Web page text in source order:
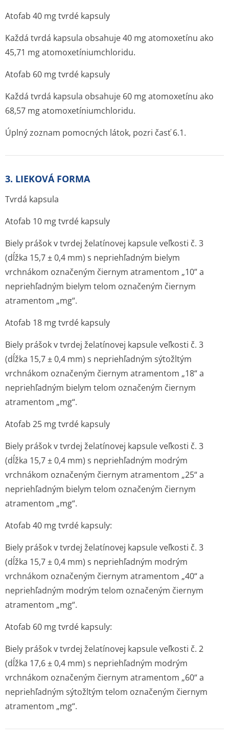
Atofab 40 mg tvrdé kapsuly
Každá tvrdá kapsula obsahuje 40 mg atomoxetínu ako
45,71 mg atomoxetínium­chloridu.
Atofab 60 mg tvrdé kapsuly
Každá tvrdá kapsula obsahuje 60 mg atomoxetínu ako
68,57 mg atomoxetínium­chloridu.
Úplný zoznam pomocných látok, pozri časť 6.1.
3. LIEKOVÁ FORMA
Tvrdá kapsula
Atofab 10 mg tvrdé kapsuly
Biely prášok v tvrdej želatínovej kapsule veľkosti č. 3
(dĺžka 15,7 ± 0,4 mm) s nepriehľadným bielym
vrchnákom označeným čiernym atramentom „10” a
nepriehľadným bielym telom označeným čiernym
atramentom „mg“.
Atofab 18 mg tvrdé kapsuly
Biely prášok v tvrdej želatínovej kapsule veľkosti č. 3
(dĺžka 15,7 ± 0,4 mm) s nepriehľadným sýtožltým
vrchnákom označeným čiernym atramentom „18“ a
nepriehľadným bielym telom označeným čiernym
atramentom „mg“.
Atofab 25 mg tvrdé kapsuly
Biely prášok v tvrdej želatínovej kapsule veľkosti č. 3
(dĺžka 15,7 ± 0,4 mm) s nepriehľadným modrým
vrchnákom označeným čiernym atramentom „25“ a
nepriehľadným bielym telom označeným čiernym
atramentom „mg“.
Atofab 40 mg tvrdé kapsuly:
Biely prášok v tvrdej želatínovej kapsule veľkosti č. 3
(dĺžka 15,7 ± 0,4 mm) s nepriehľadným modrým
vrchnákom označeným čiernym atramentom „40“ a
nepriehľadným modrým telom označeným čiernym
atramentom „mg“.
Atofab 60 mg tvrdé kapsuly:
Biely prášok v tvrdej želatínovej kapsule veľkosti č. 2
(dĺžka 17,6 ± 0,4 mm) s nepriehľadným modrým
vrchnákom označeným čiernym atramentom „60“ a
nepriehľadným sýtožltým telom označeným čiernym
atramentom „mg“.